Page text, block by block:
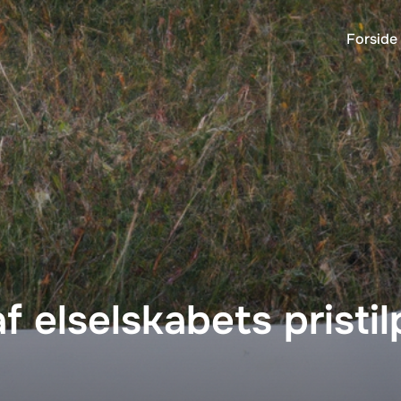
Forside
elselskabets